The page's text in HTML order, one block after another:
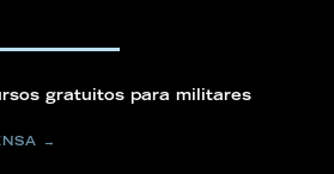
gratuitos para militares